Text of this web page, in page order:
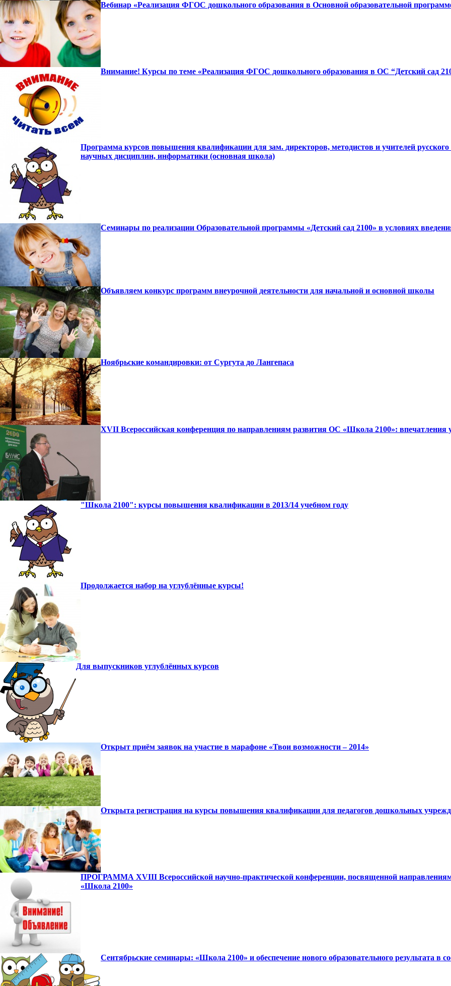
Вебинар «Реализация ФГОС дошкольного образования в Основной образовательной
Внимание! Курсы по теме «Реализация ФГОС дошкольного образования в ОС “Детский сад
Программа курсов повышения квалификации для зам. директоров, методистов и учителей
научных дисциплин, информатики (основная школа)
Семинары по реализации Образовательной программы «Детский сад 2100» в условиях
Объявляем конкурс программ внеурочной деятельности для начальной и основной школы
Ноябрьские командировки: от Сургута до Лангепаса
XVII Всероссийская конференция по направлениям развития ОС «Школа 2100»: впечатления
"Школа 2100": курсы повышения квалификации в 2013/14 учебном году
Продолжается набор на углублённые курсы!
Для выпускников углублённых курсов
Открыт приём заявок на участие в марафоне «Твои возможности – 2014»
Открыта регистрация на курсы повышения квалификации для педагогов дошкольных
ПРОГРАММА XVIII Всероссийской научно-практической конференции, посвященной направлениям
«Школа 2100»
Сентябрьские семинары: «Школа 2100» и обеспечение нового образовательного результата в